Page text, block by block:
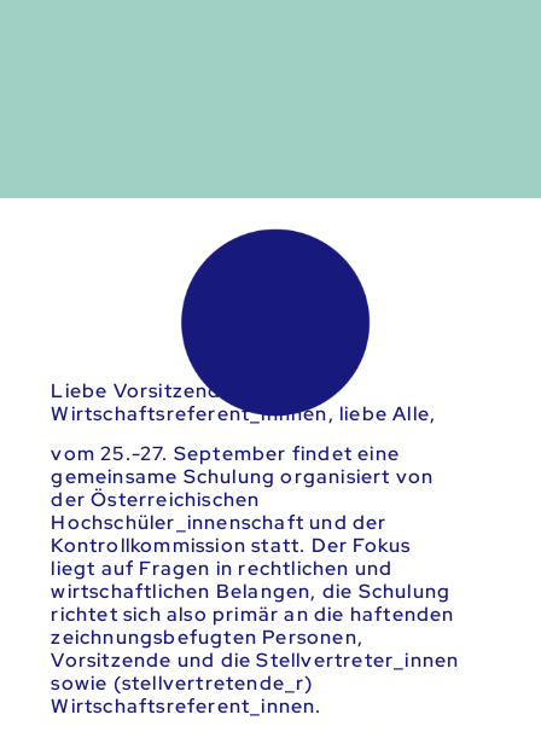
Liebe Vorsitzende, liebe
Wirtschaftsreferent_innnen, liebe Alle,
vom 25.-27. September findet eine
gemeinsame Schulung organisiert von
der Österreichischen
Hochschüler_innenschaft und der
Kontrollkommission statt. Der Fokus
liegt auf Fragen in rechtlichen und
wirtschaftlichen Belangen, die Schulung
richtet sich also primär an die haftenden
zeichnungsbefugten Personen,
Vorsitzende und die Stellvertreter_innen
sowie (stellvertretende_r)
Wirtschaftsreferent_innen.